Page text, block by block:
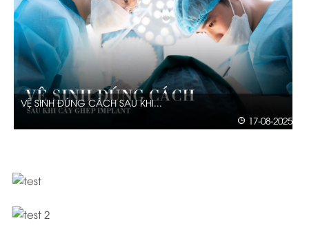
CẤY GHÉP IMPLANT - “GIẢI ...
02-08-